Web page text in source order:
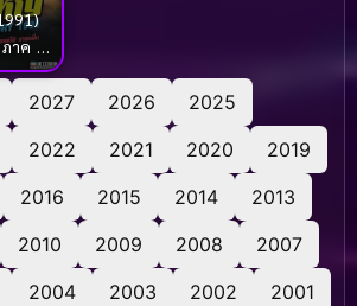
2027 2026
2025
2022 2021 2020
2019
2016 2015 2014
2013
2010 2009 2008
2007
2004 2003 2002
2001
าค 1